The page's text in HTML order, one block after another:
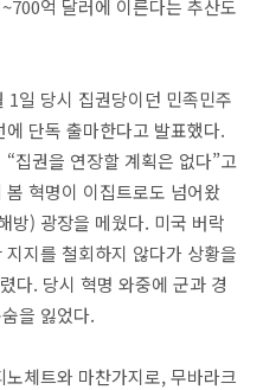
억 달러에 이른다는 추산도
일 당시 집권당이던 민족민주
단독 출마한다고 발표했다.
집권을 연장할 계획은 없다”고
혁명이 이집트로도 넘어왔
방) 광장을 메웠다. 미국 버락
지를 철회하지 않다가 상황을
다. 당시 혁명 와중에 군과 경
을 잃었다.
체트와 마찬가지로, 무바라크